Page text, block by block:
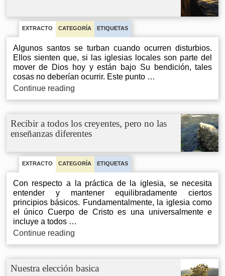
con
un
sueño
EXTRACTO CATEGORÍA ETIQUETAS
Algunos santos se turban cuando ocurren disturbios.
Ellos sienten que, si las iglesias locales son parte del
mover de Dios hoy y están bajo Su bendición, tales
cosas no deberían ocurrir. Este punto …
Continue readingRespecto
a
Recibir a todos los creyentes, pero no las
enseñanzas diferentes
EXTRACTO CATEGORÍA ETIQUETAS
Con respecto a la práctica de la iglesia, se necesita
entender y mantener equilibradamente ciertos
principios básicos. Fundamentalmente, la iglesia como
el único Cuerpo de Cristo es una universalmente e
incluye a todos …
Continue readingRecibir
a
creyentes,
Nuestra elección basica